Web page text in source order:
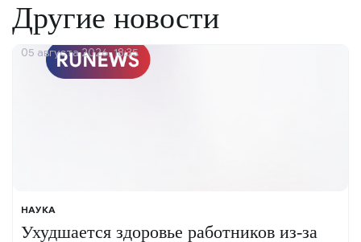
Другие новости
НАУКА
Ухудшается здоровье работников из-за
05 августа 2026, 18:35